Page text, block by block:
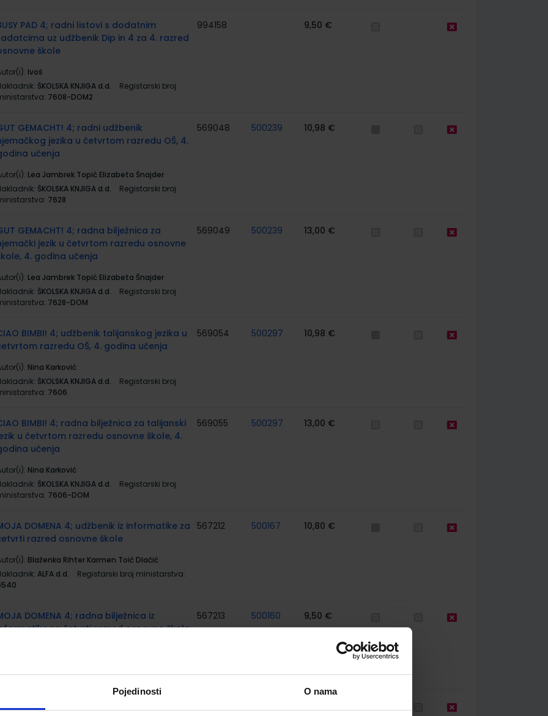
Pojedinosti O nama
PAD 4; radni listovi s dodatnim
uz udžbenik Dip in 4 za 4. razred
škole
Ivoš
ŠKOLSKA KNJIGA d.d.
Registarski broj
7608-DOM2
994158 9,50 €
GEMACHT! 4; radni udžbenik
jezika u četvrtom razredu OŠ, 4.
učenja
Lea Jambrek Topić Elizabeta Šnajder
ŠKOLSKA KNJIGA d.d.
Registarski broj
7628
569048 500239 10,98 €
GEMACHT! 4; radna bilježnica za
jezik u četvrtom razredu osnovne
4. godina učenja
Lea Jambrek Topić Elizabeta Šnajder
ŠKOLSKA KNJIGA d.d.
Registarski broj
7628-DOM
569049 500239 13,00 €
BIMBI! 4; udžbenik talijanskog jezika u
razredu OŠ, 4. godina učenja
Nina Karković
ŠKOLSKA KNJIGA d.d.
Registarski broj
7606
569054 500297 10,98 €
BIMBI! 4; radna bilježnica za talijanski
u četvrtom razredu osnovne škole, 4.
učenja
Nina Karković
ŠKOLSKA KNJIGA d.d.
Registarski broj
7606-DOM
569055 500297 13,00 €
DOMENA 4; udžbenik iz informatike za
razred osnovne škole
Blaženka Rihter Karmen Toić Dlačić
ALFA d.d.
Registarski broj ministarstva:
567212 500167 10,80 €
DOMENA 4; radna bilježnica iz
za četvrti razred osnovne škole
DOM
567213 500160 9,50 €
KRUG 4; udžbenik glazbene